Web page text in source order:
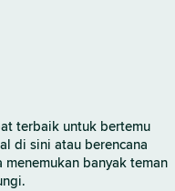
terbaik untuk bertemu
di sini atau berencana
banyak teman